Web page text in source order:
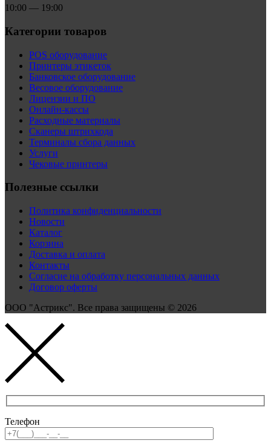
10:00 — 19:00
Категории товаров
POS оборудование
Принтеры этикеток
Банковское оборудование
Весовое оборудование
Лицензии и ПО
Онлайн-кассы
Расходные материалы
Сканеры штрихкода
Терминалы сбора данных
Услуги
Чековые принтеры
Полезные ссылки
Политика конфиденциальности
Новости
Каталог
Корзина
Доставка и оплата
Контакты
Согласие на обработку персональных данных
Договор оферты
ООО "Астрикс". Все права защищены © 2026
Телефон